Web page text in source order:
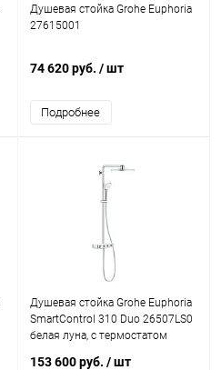
Душевая стойка Grohe Euphoria
27615001
74 620 руб. / шт
Подробнее
Душевая стойка Grohe Euphoria
SmartControl 310 Duo 26507LS0
белая луна, с термостатом
153 600 руб. / шт